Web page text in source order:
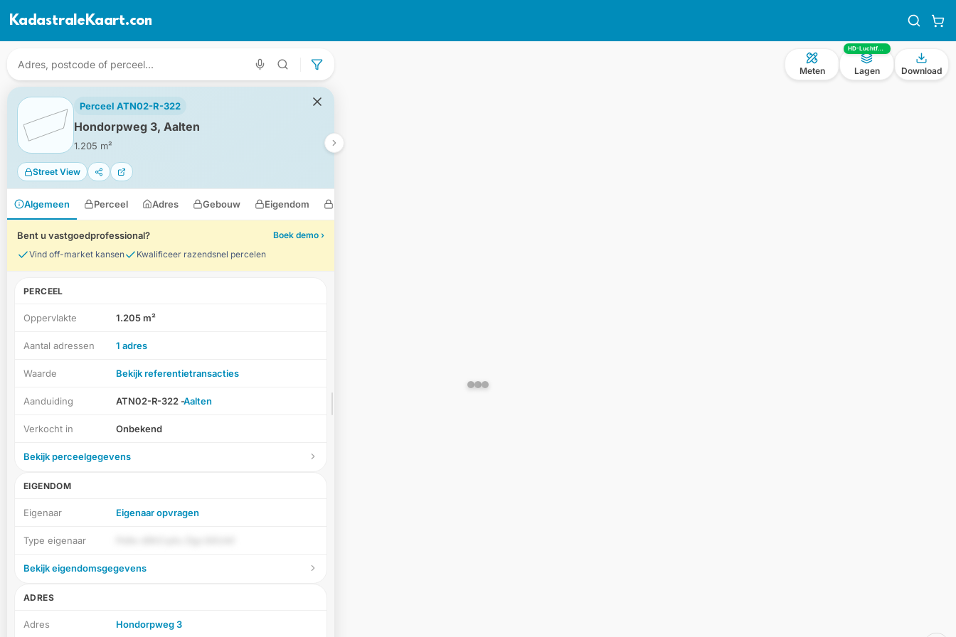
KadastraleKaart.com
Perceel ATN02-R-322
Hondorpweg 3, Aalten
1.205 m²
Street View
Algemeen Perceel Adres Gebouw Eigendom
Bent u vastgoedprofessional?
Boek demo ›
Vind off-market kansen
Kwalificeer razendsnel percelen
PERCEEL
Oppervlakte 1.205 m²
Aantal adressen 1 adres
Waarde Bekijk referentietransacties
Aanduiding ATN02-R-322 -Aalten
Verkocht in Onbekend
Bekijk perceelgegevens
EIGENDOM
Eigenaar Eigenaar opvragen
Type eigenaar
Bekijk eigendomsgegevens
ADRES
Adres Hondorpweg 3
Meten
HD-Luchtfoto
Lagen Download